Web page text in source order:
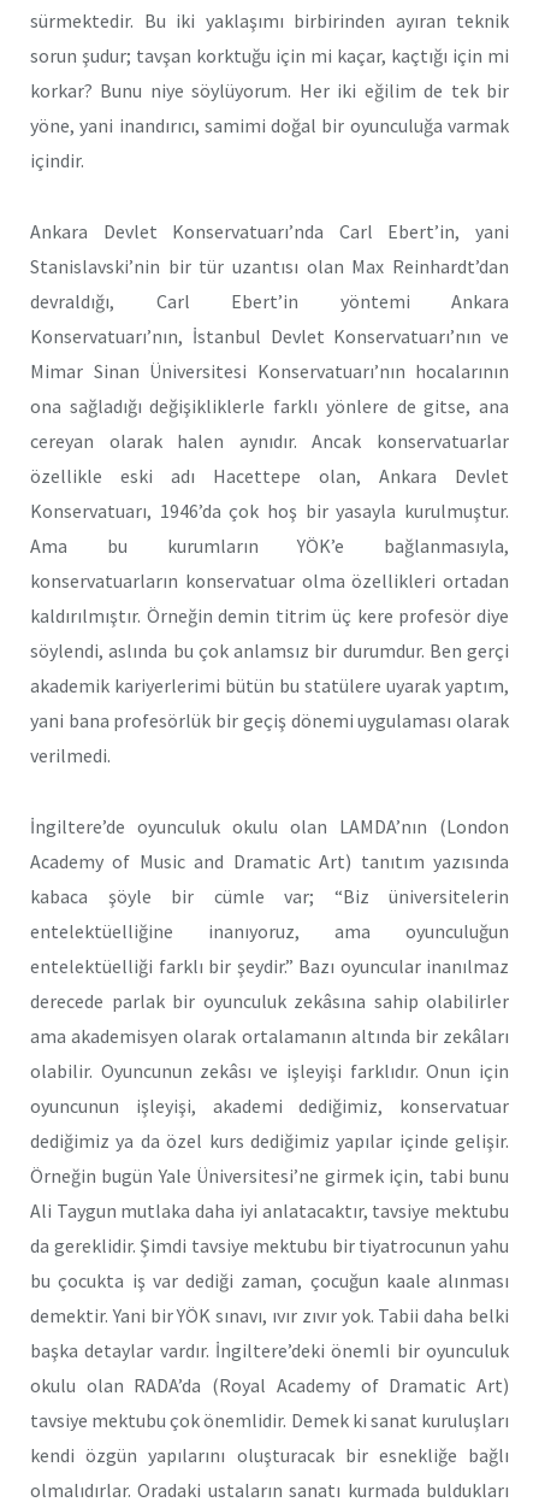
sürmektedir. Bu iki yaklaşımı birbirinden ayıran teknik
sorun şudur; tavşan korktuğu için mi kaçar, kaçtığı için mi
korkar? Bunu niye söylüyorum. Her iki eğilim de tek bir
yöne, yani inandırıcı, samimi doğal bir oyunculuğa varmak
içindir.
Ankara Devlet Konservatuarı’nda Carl Ebert’in, yani
Stanislavski’nin bir tür uzantısı olan Max Reinhardt’dan
devraldığı, Carl Ebert’in yöntemi Ankara
Konservatuarı’nın, İstanbul Devlet Konservatuarı’nın ve
Mimar Sinan Üniversitesi Konservatuarı’nın hocalarının
ona sağladığı değişikliklerle farklı yönlere de gitse, ana
cereyan olarak halen aynıdır. Ancak konservatuarlar
özellikle eski adı Hacettepe olan, Ankara Devlet
Konservatuarı, 1946’da çok hoş bir yasayla kurulmuştur.
Ama bu kurumların YÖK’e bağlanmasıyla,
konservatuarların konservatuar olma özellikleri ortadan
kaldırılmıştır. Örneğin demin titrim üç kere profesör diye
söylendi, aslında bu çok anlamsız bir durumdur. Ben gerçi
akademik kariyerlerimi bütün bu statülere uyarak yaptım,
yani bana profesörlük bir geçiş dönemi uygulaması olarak
verilmedi.
İngiltere’de oyunculuk okulu olan LAMDA’nın (London
Academy of Music and Dramatic Art) tanıtım yazısında
kabaca şöyle bir cümle var; “Biz üniversitelerin
entelektüelliğine inanıyoruz, ama oyunculuğun
entelektüelliği farklı bir şeydir.” Bazı oyuncular inanılmaz
derecede parlak bir oyunculuk zekâsına sahip olabilirler
ama akademisyen olarak ortalamanın altında bir zekâları
olabilir. Oyuncunun zekâsı ve işleyişi farklıdır. Onun için
oyuncunun işleyişi, akademi dediğimiz, konservatuar
dediğimiz ya da özel kurs dediğimiz yapılar içinde gelişir.
Örneğin bugün Yale Üniversitesi’ne girmek için, tabi bunu
Ali Taygun mutlaka daha iyi anlatacaktır, tavsiye mektubu
da gereklidir. Şimdi tavsiye mektubu bir tiyatrocunun yahu
bu çocukta iş var dediği zaman, çocuğun kaale alınması
demektir. Yani bir YÖK sınavı, ıvır zıvır yok. Tabii daha belki
başka detaylar vardır. İngiltere’deki önemli bir oyunculuk
okulu olan RADA’da (Royal Academy of Dramatic Art)
tavsiye mektubu çok önemlidir. Demek ki sanat kuruluşları
kendi özgün yapılarını oluşturacak bir esnekliğe bağlı
olmalıdırlar. Oradaki ustaların sanatı kurmada buldukları